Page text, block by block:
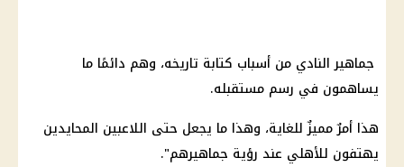
جماهير النادي من أسباب كتابة تاريخه، وهم دائمًا ما
يساهمون في رسم مستقبله.
هذا أمرٌ مميزٌ للغاية، وهذا ما يجعل حتى اللاعبين المحايدين
يهتفون للأهلي عند رؤية جماهيرهم".